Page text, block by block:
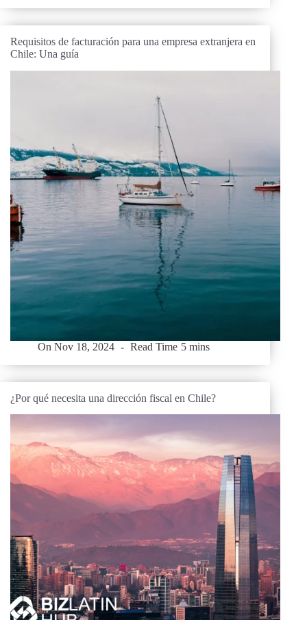
Requisitos de facturación para una empresa extranjera en
Chile: Una guía
On Nov 18, 2024 Read Time 5 mins
¿Por qué necesita una dirección fiscal en Chile?